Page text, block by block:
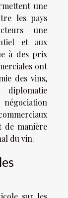
une
les pays
une
et aux
à des prix
ont
des vins,
de manière
du vin.